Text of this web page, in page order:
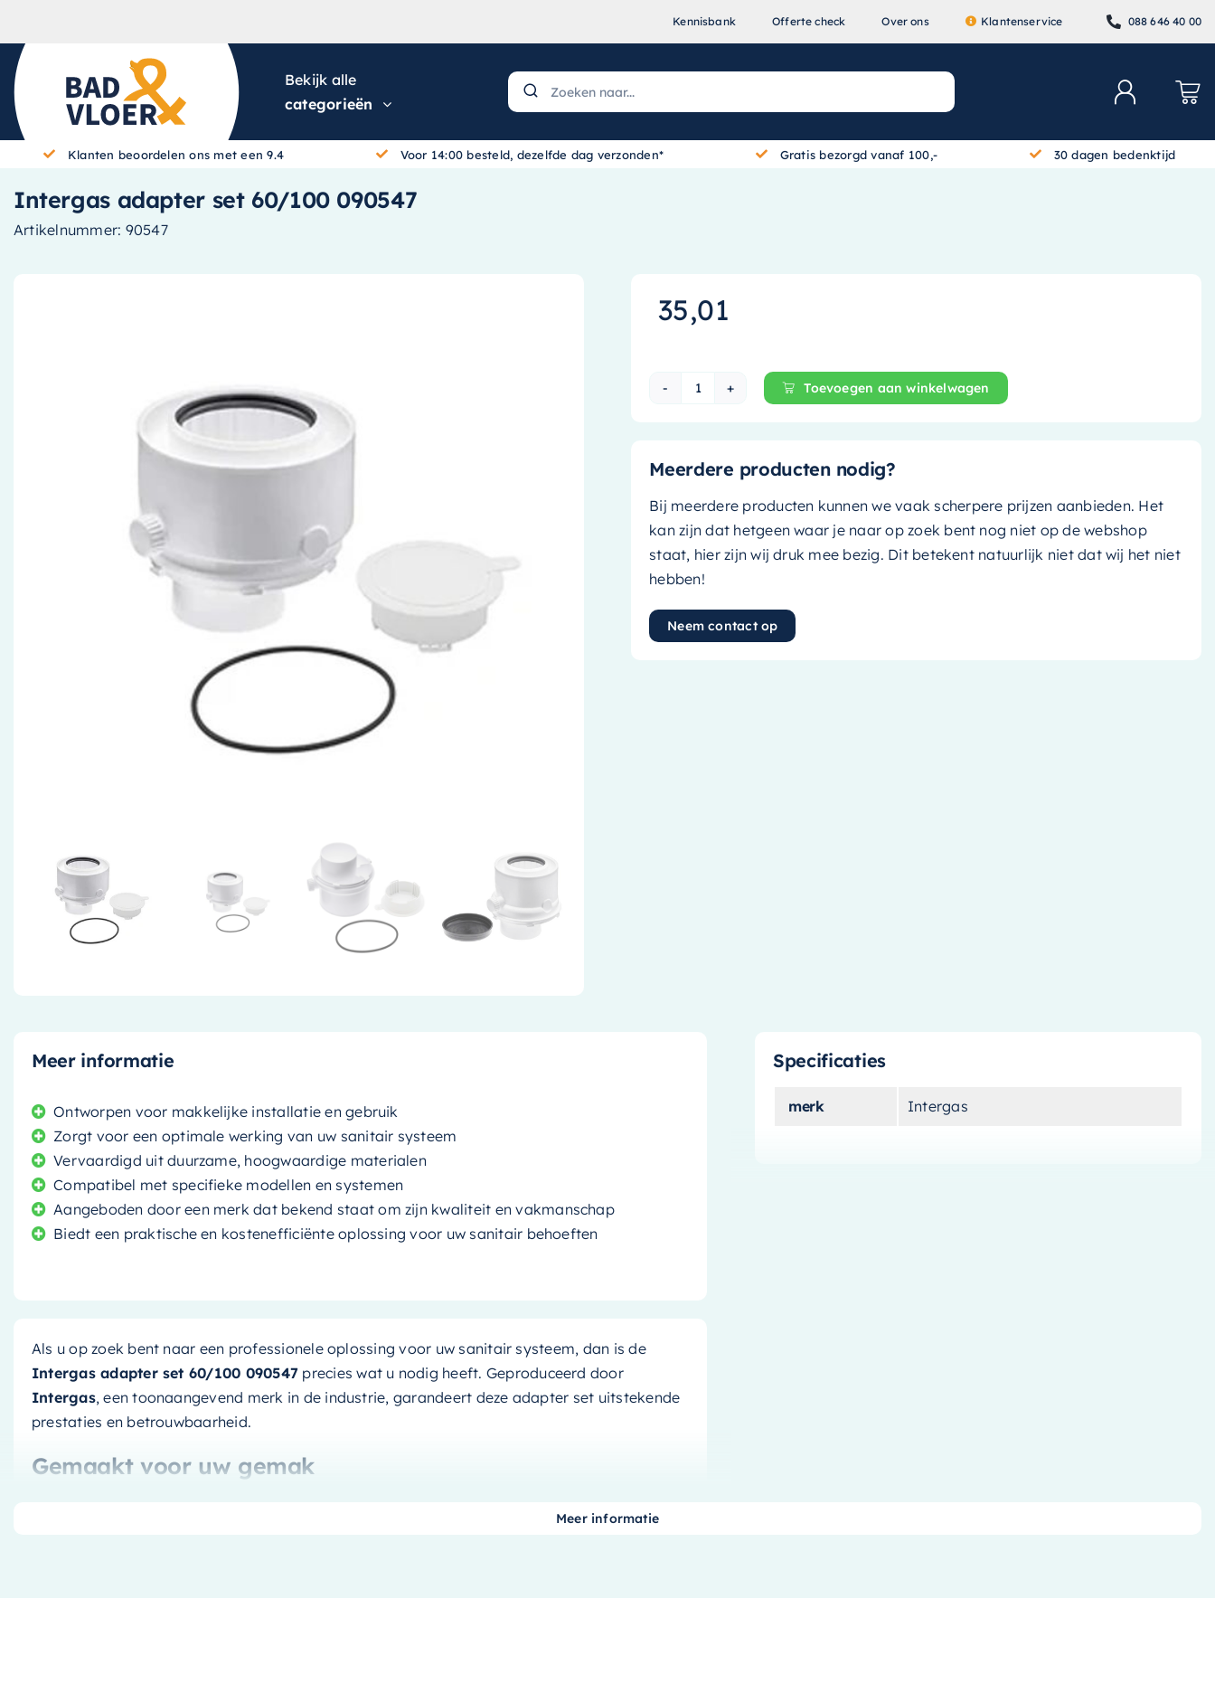
Kennisbank Offerte check Over ons Klantenservice 088 646 40 00
Bekijk alle
categorieën
Klanten beoordelen ons met een 9.4 Voor 14:00 besteld, dezelfde dag verzonden* Gratis bezorgd vanaf 100,- 30 dagen bedenktijd
Intergas adapter set 60/100 090547
Artikelnummer: 90547
35,01
Intergas adapter set 60/100 090547 aantal
Toevoegen aan winkelwagen
Meerdere producten nodig?
Bij meerdere producten kunnen we vaak scherpere prijzen aanbieden. Het
kan zijn dat hetgeen waar je naar op zoek bent nog niet op de webshop
staat, hier zijn wij druk mee bezig. Dit betekent natuurlijk niet dat wij het niet
hebben!
Neem contact op
Meer informatie
Ontworpen voor makkelijke installatie en gebruik
Zorgt voor een optimale werking van uw sanitair systeem
Vervaardigd uit duurzame, hoogwaardige materialen
Compatibel met specifieke modellen en systemen
Aangeboden door een merk dat bekend staat om zijn kwaliteit en vakmanschap
Biedt een praktische en kostenefficiënte oplossing voor uw sanitair behoeften
Als u op zoek bent naar een professionele oplossing voor uw sanitair systeem, dan is de
Intergas adapter set 60/100 090547 precies wat u nodig heeft. Geproduceerd door
Intergas, een toonaangevend merk in de industrie, garandeert deze adapter set uitstekende
prestaties en betrouwbaarheid.
Gemaakt voor uw gemak
Deze adapter set is ontworpen voor eenvoudige installatie en gebruik. Hij is ideaal voor
Specificaties
merk Intergas
Meer informatie